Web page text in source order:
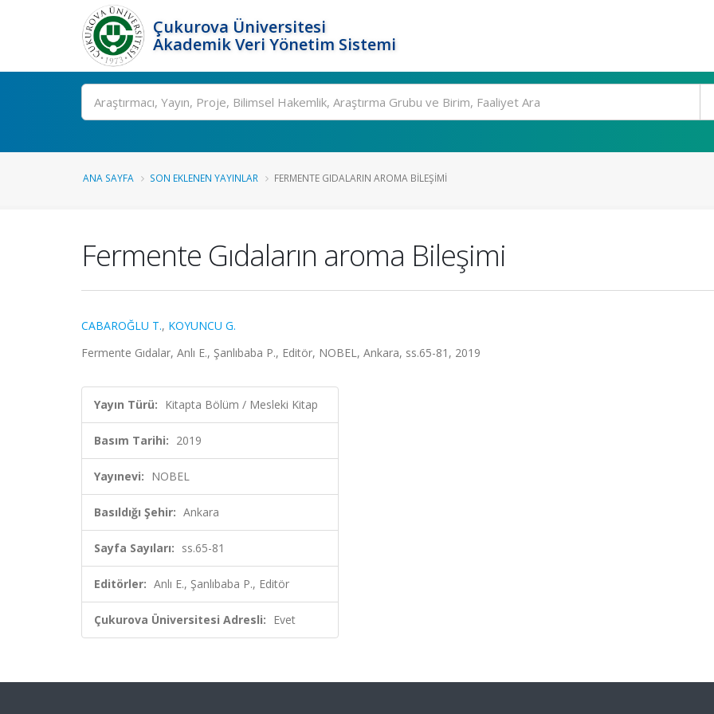
Çukurova Üniversitesi
Akademik Veri Yönetim Sistemi
Ara
ANA SAYFA SON EKLENEN YAYINLAR FERMENTE GIDALARIN AROMA BILEŞIMI
Fermente Gıdaların aroma Bileşimi
CABAROĞLU T., KOYUNCU G.
Fermente Gıdalar, Anlı E., Şanlıbaba P., Editör, NOBEL, Ankara, ss.65-81, 2019
Yayın Türü: Kitapta Bölüm / Mesleki Kitap
Basım Tarihi: 2019
Yayınevi: NOBEL
Basıldığı Şehir: Ankara
Sayfa Sayıları: ss.65-81
Editörler: Anlı E., Şanlıbaba P., Editör
Çukurova Üniversitesi Adresli: Evet